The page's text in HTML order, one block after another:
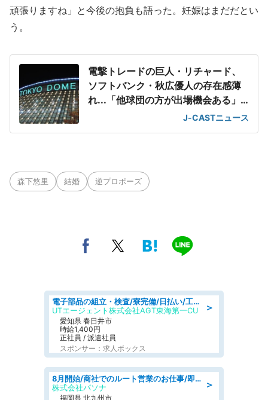
頑張りますね」と今後の抱負も語った。妊娠はまだだとい
う。
電撃トレードの巨人・リチャード、
ソフトバンク・秋広優人の存在感薄
れ...「他球団の方が出場機会ある」
J-CASTニュース
森下悠里 結婚 逆プロポーズ
＞
電子部品の組立・検査/寮完備/日払い/工場・製造
UTエージェント株式会社AGT東海第一CU
愛知県 春日井市
時給1,400円
正社員 / 派遣社員
スポンサー：求人ボックス
＞
8月開始/商社でのルート営業のお仕事/即日勤務可/車通勤可/営業
株式会社パソナ
福岡県 北九州市